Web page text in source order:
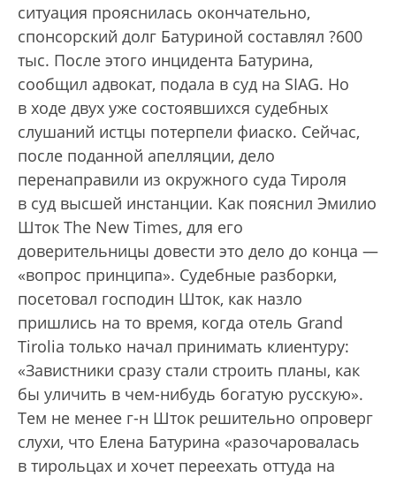
ситуация прояснилась окончательно,
спонсорский долг Батуриной составлял ?600
тыс. После этого инцидента Батурина,
сообщил адвокат, подала в суд на SIAG. Но
в ходе двух уже состоявшихся судебных
слушаний истцы потерпели фиаско. Сейчас,
после поданной апелляции, дело
перенаправили из окружного суда Тироля
в суд высшей инстанции. Как пояснил Эмилио
Шток The New Times, для его
доверительницы довести это дело до конца —
«вопрос принципа». Судебные разборки,
посетовал господин Шток, как назло
пришлись на то время, когда отель Grand
Tirolia только начал принимать клиентуру:
«Завистники сразу стали строить планы, как
бы уличить в чем-нибудь богатую русскую».
Тем не менее г-н Шток решительно опроверг
слухи, что Елена Батурина «разочаровалась
в тирольцах и хочет переехать оттуда на